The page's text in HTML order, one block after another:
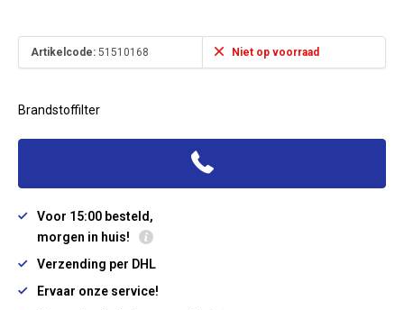
Artikelcode: 51510168 Niet op voorraad
Brandstoffilter
Voor 15:00 besteld,
morgen in huis!
Verzending per DHL
Ervaar onze service!